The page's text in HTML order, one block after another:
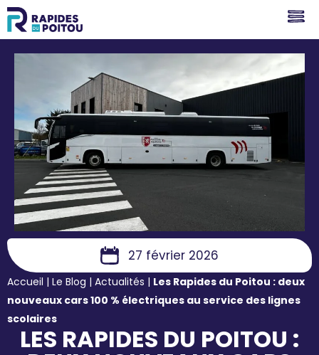
27 février 2026
Accueil | Le Blog | Actualités | Les Rapides du Poitou : deux
nouveaux cars 100 % électriques au service des lignes
scolaires
LES RAPIDES DU POITOU :